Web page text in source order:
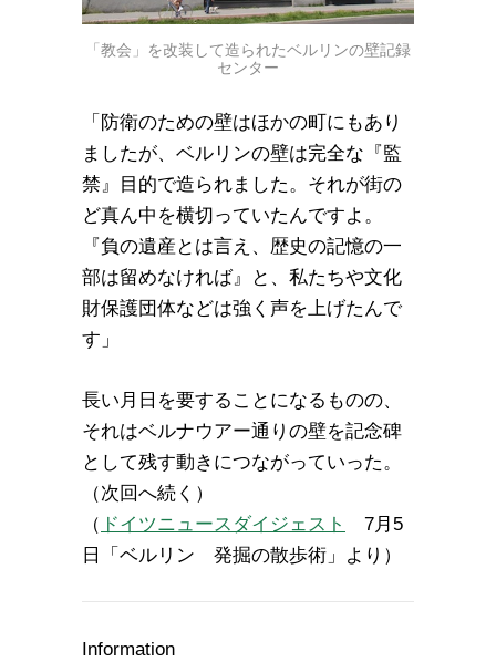
「教会」を改装して造られたベルリンの壁記録
センター
「防衛のための壁はほかの町にもあり
ましたが、ベルリンの壁は完全な『監
禁』目的で造られました。それが街の
ど真ん中を横切っていたんですよ。
『負の遺産とは言え、歴史の記憶の一
部は留めなければ』と、私たちや文化
財保護団体などは強く声を上げたんで
す」
長い月日を要することになるものの、
それはベルナウアー通りの壁を記念碑
として残す動きにつながっていった。
（次回へ続く）
（ ドイツニュースダイジェスト
7月5
日「ベルリン 発掘の散歩術」より）
Information